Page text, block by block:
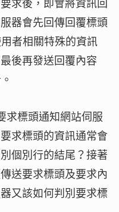
器會先回傳回覆標頭
者相關特殊的資訊
後再發送回覆內容
求標頭通知網站伺服
求標頭的資訊通常會
個別行的結尾？接著
送要求標頭及要求內
又該如何判別要求標